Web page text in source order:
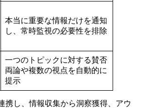
本当に重要な情報だけを通知
し、常時監視の必要性を排除
一つのトピックに対する賛否
両論や複数の視点を自動的に
提示
携し、情報収集から洞察獲得、アウ